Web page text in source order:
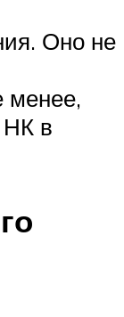
Оно не
менее,
НК в